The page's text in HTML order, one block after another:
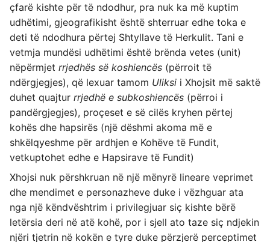
çfarë kishte për të ndodhur, pra nuk ka më kuptim
udhëtimi, gjeografikisht është shterruar edhe toka e
deti të ndodhura përtej Shtyllave të Herkulit. Tani e
vetmja mundësi udhëtimi është brënda vetes (unit)
nëpërmjet rrjedhës së koshiencës (përroit të
ndërgjegjes), që lexuar tamom Uliksi i Xhojsit më saktë
duhet quajtur rrjedhë e subkoshiencës (përroi i
pandërgjegjes), proçeset e së cilës kryhen përtej
kohës dhe hapsirës (një dëshmi akoma më e
shkëlqyeshme për ardhjen e Kohëve të Fundit,
vetkuptohet edhe e Hapsirave të Fundit)
Xhojsi nuk përshkruan në një mënyrë lineare veprimet
dhe mendimet e personazheve duke i vëzhguar ata
nga një këndvështrim i privilegjuar siç kishte bërë
letërsia deri në atë kohë, por i sjell ato taze siç ndjekin
njëri tjetrin në kokën e tyre duke përzjerë perceptimet